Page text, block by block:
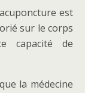
est
sur le corps
capacité de
la médecine